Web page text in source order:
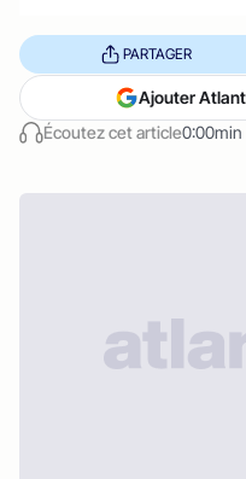
Écoutez cet article0:00min
PARTAGER
Ajouter